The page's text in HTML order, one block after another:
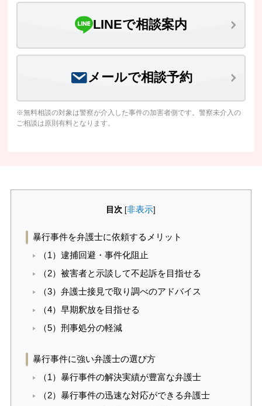
LINEで相談案内
メールで相談予約
※無料相談の対象は警察が介入した事件の加害者側です。警察未介入の
ご相談は原則有料となります。
目次 [非表示]
暴行事件を弁護士に依頼するメリット
（1）逮捕回避・事件化阻止
（2）被害者と示談して不起訴を目指せる
（3）弁護士接見で取り調べのアドバイス
（4）早期釈放を目指せる
（5）刑事処分の軽減
暴行事件に強い弁護士の選び方
（1）暴行事件の解決実績が豊富な弁護士
（2）暴行事件の迅速な対応ができる弁護士